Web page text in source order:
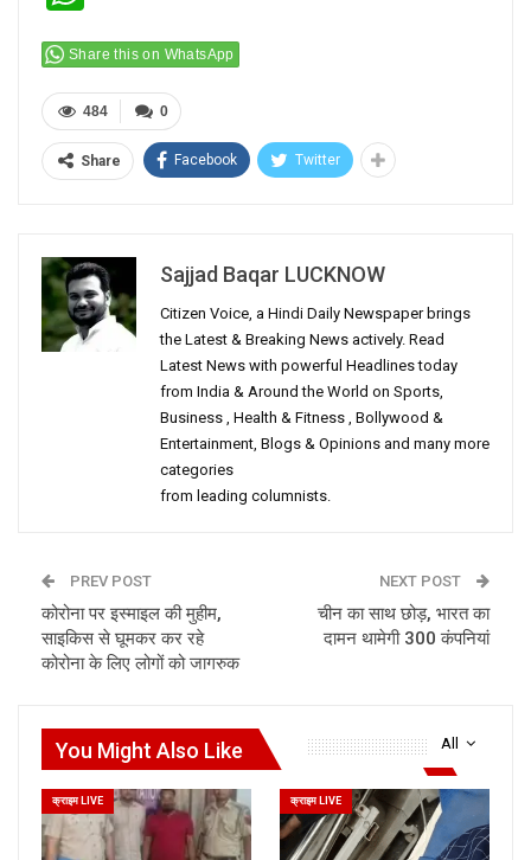
Share this on WhatsApp
0
484
Share Facebook Twitter
Sajjad Baqar LUCKNOW
Citizen Voice, a Hindi Daily Newspaper brings
the Latest & Breaking News actively. Read
Latest News with powerful Headlines today
from India & Around the World on Sports,
Business , Health & Fitness , Bollywood &
Entertainment, Blogs & Opinions and many more
categories
from leading columnists.
PREV POST
कोरोना पर इस्माइल की मुहीम,
साइकिस से घूमकर कर रहे
कोरोना के लिए लोगों को जागरुक
NEXT POST
चीन का साथ छोड़, भारत का
दामन थामेगी 300 कंपनियां
All
You Might Also Like
क्राइम LIVE क्राइम LIVE